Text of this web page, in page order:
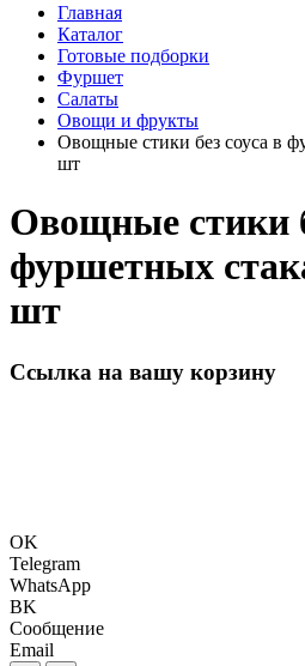
Главная
Каталог
Готовые подборки
Фуршет
Салаты
Овощи и фрукты
Овощные стики без соуса в
шт
Овощные стики
фуршетных
шт
Ссылка на вашу корзину
OK
Telegram
WhatsApp
BK
Сообщение
Email